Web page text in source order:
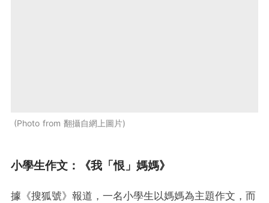
Photo from 翻攝自網上圖片
小學生作文：《我「恨」媽媽》
據《搜狐號》報道，一名小學生以媽媽為主題作文，而